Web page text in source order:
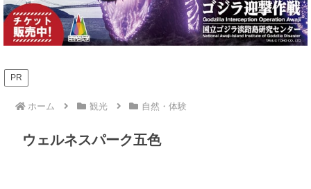
PR
ホーム 観光 自然・体験
ウェルネスパーク五色